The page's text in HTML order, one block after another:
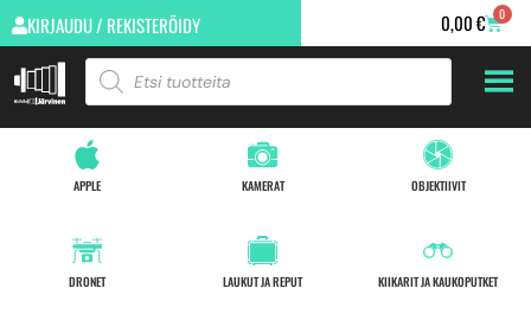
KIRJAUDU / REKISTERÖIDY 0,00€ 0
APPLE
DRONET
KAMERAT
LAUKUT JA REPUT
OBJEKTIIVIT
KIIKARIT JA KAUKOPUTKET